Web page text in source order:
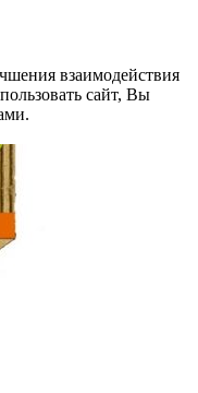
взаимодействия
сайт, Вы